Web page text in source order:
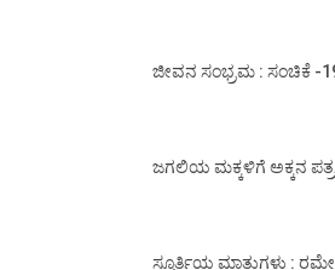
ಜೀವನ ಸಂಭ್ರಮ : ಸಂಚಿಕೆ -
ಜಗಲಿಯ ಮಕ್ಕಳಿಗೆ ಅಕ್ಕನ
ಸ್ಪೂರ್ತಿಯ ಮಾತುಗಳು :